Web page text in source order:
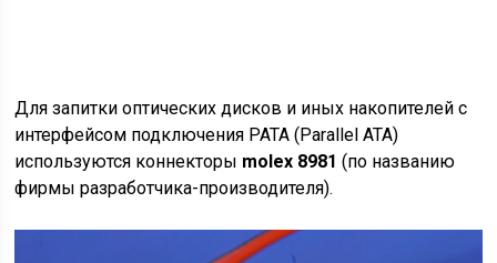
Сейчас вытеснены современным интерфейсом